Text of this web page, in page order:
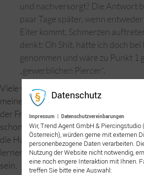
und nachversorgt? Die Antwort
paar Tage später, wenn
Eiter kommt, Schmerzen
denkt: Oh Shit, hätte ich doch
genommen und wäre zu Punkt 1
„gewerblichen Piercer“.
Viele von euch kommen nämlich nach
meinen Kollegen in die Studios,
der Freundin/Freunde, die ja alle
schon bei anderen „super“ gemacht
die Haut stecken kann jedes Kind.
lernen. Aber ein Piercing stechen, das
sein.
Datenschutz
Impressum | Datenschutzvereinbarungen
Wir, Trend Agent GmbH & Piercingstudio
Österreich), würden gerne mit externen
personenbezogene Daten verarbeiten.
Nutzung der Website nicht notwendig,
eine noch engere Interaktion mit Ihnen.
treffen Sie bitte eine Auswahl: